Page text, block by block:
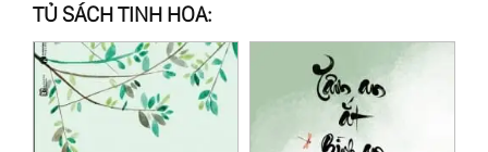
TỦ SÁCH TINH HOA: